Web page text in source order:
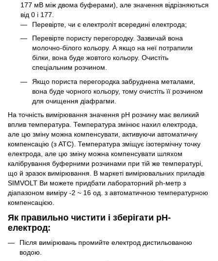
177 мВ між двома буферами), але значення відрізняються
від 0 і 177.
Перевірте, чи є електроліт всередині електрода;
Перевірте пористу перегородку. Зазвичай вона
молочно-білого кольору. А якщо на неї потрапили
білки, вона буде жовтого кольору. Очистіть
спеціальним розчином.
Якщо пориста перегородка забруднена металами,
вона буде чорного кольору, тому очистіть її розчином
для очищення діафрагми.
На точність вимірювання значення pH розчину має великий
вплив температура. Температура змінює нахил електрода,
але цю зміну можна компенсувати, активуючи автоматичну
компенсацію (з ATC). Температура зміщує ізотермічну точку
електрода, але цю зміну можна компенсувати шляхом
калібрування буферними розчинами при тій же температурі,
що й зразок вимірювання. В маркеті вимірювальних приладів
SIMVOLT Ви можете придбати лабораторний ph-метр з
діапазоном виміру -2 ~ 16 од. з автоматичною температурною
компенсацією.
Як правильно чистити і зберігати рН-
електрод:
Після вимірювань промийте електрод дистильованою
водою.